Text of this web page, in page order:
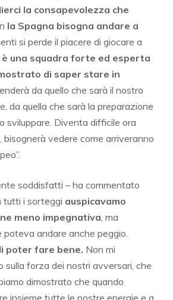
la consapevolezza che
la Spagna bisogna andare a
si perde il piacere di giocare a
è una squadra forte ed esperta
di saper stare in
da quello che sarà il nostro
da quella che sarà la preparazione
sviluppare. Diventa difficile ora
bisognerà vedere come arriveranno
soddisfatti – ha commentato
tutti i sorteggi auspicavamo
meno impegnativa , ma
andare anche peggio.
poter fare bene. Non mi
sulla forza dei nostri avversari, che
dimostrato che quando
insieme tutte le nostre energie e a